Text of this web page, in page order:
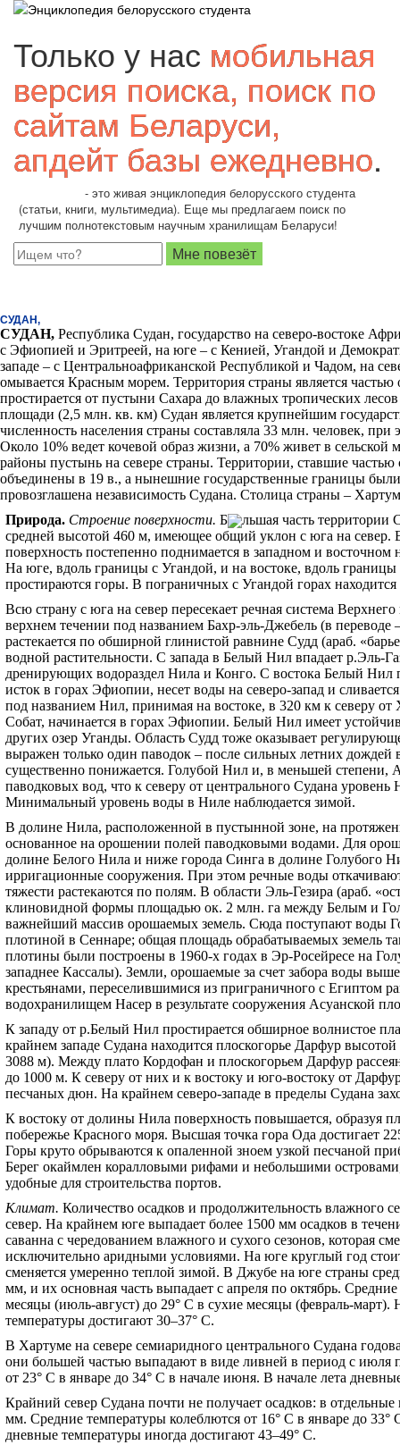
Только у нас мобильная
версия поиска, поиск по
сайтам Беларуси,
апдейт базы ежедневно.
- это живая энциклопедия белорусского студента
(статьи, книги, мультимедиа). Еще мы предлагаем поиск по
лучшим полнотекстовым научным хранилищам Беларуси!
СУДАН,
СУДАН, Республика Судан, государство на северо-востоке
с Эфиопией и Эритреей, на юге – с Кенией, Угандой и
западе – с Центральноафриканской Республикой и Чадом, на
омывается Красным морем. Территория страны является
простирается от пустыни Сахара до влажных тропических
площади (2,5 млн. кв. км) Судан является крупнейшим
численность населения страны составляла 33 млн. человек,
Около 10% ведет кочевой образ жизни, а 70% живет в
районы пустынь на севере страны. Территории, ставшие
объединены в 19 в., а нынешние государственные границы
провозглашена независимость Судана. Столица страны –
Природа. Строение поверхности. Б
льшая часть территории
средней высотой 460 м, имеющее общий уклон с юга на север.
поверхность постепенно поднимается в западном и
На юге, вдоль границы с Угандой, и на востоке, вдоль
простираются горы. В пограничных с Угандой горах
Всю страну с юга на север пересекает речная система
верхнем течении под названием Бахр-эль-Джебель (в
растекается по обширной глинистой равнине Судд (араб.
водной растительности. С запада в Белый Нил впадает р.Эль-
дренирующих водораздел Нила и Конго. С востока Белый Нил
исток в горах Эфиопии, несет воды на северо-запад и
под названием Нил, принимая на востоке, в 320 км к северу
Собат, начинается в горах Эфиопии. Белый Нил имеет
других озер Уганды. Область Судд тоже оказывает
выражен только один паводок – после сильных летних
существенно понижается. Голубой Нил и, в меньшей степени,
паводковых вод, что к северу от центрального Судана
Минимальный уровень воды в Ниле наблюдается зимой.
В долине Нила, расположенной в пустынной зоне, на
основанное на орошении полей паводковыми водами. Для
долине Белого Нила и ниже города Синга в долине Голубого
ирригационные сооружения. При этом речные воды
тяжести растекаются по полям. В области Эль-Гезира (араб.
клиновидной формы площадью ок. 2 млн. га между Белым и
важнейший массив орошаемых земель. Сюда поступают воды
плотиной в Сеннаре; общая площадь обрабатываемых земель
плотины были построены в 1960-х годах в Эр-Росейресе на
западнее Кассалы). Земли, орошаемые за счет забора воды
крестьянами, переселившимися из приграничного с Египтом
водохранилищем Насер в результате сооружения Асуанской
К западу от р.Белый Нил простирается обширное волнистое
крайнем западе Судана находится плоскогорье Дарфур
3088 м). Между плато Кордофан и плоскогорьем Дарфур
до 1000 м. К северу от них и к востоку и юго-востоку от
песчаных дюн. На крайнем северо-западе в пределы Судана
К востоку от долины Нила поверхность повышается, образуя
побережье Красного моря. Высшая точка гора Ода достигает
Горы круто обрываются к опаленной зноем узкой песчаной
Берег окаймлен коралловыми рифами и небольшими
удобные для строительства портов.
Климат. Количество осадков и продолжительность влажного
север. На крайнем юге выпадает более 1500 мм осадков в
саванна с чередованием влажного и сухого сезонов, которая
исключительно аридными условиями. На юге круглый год
сменяется умеренно теплой зимой. В Джубе на юге страны
мм, и их основная часть выпадает с апреля по октябрь.
месяцы (июль-август) до 29° С в сухие месяцы (февраль-март).
температуры достигают 30–37° С.
В Хартуме на севере семиаридного центрального Судана
они большей частью выпадают в виде ливней в период с июля
от 23° С в январе до 34° С в начале июня. В начале лета
Крайний север Судана почти не получает осадков: в
мм. Средние температуры колеблются от 16° С в январе до 33°
дневные температуры иногда достигают 43–49° С.